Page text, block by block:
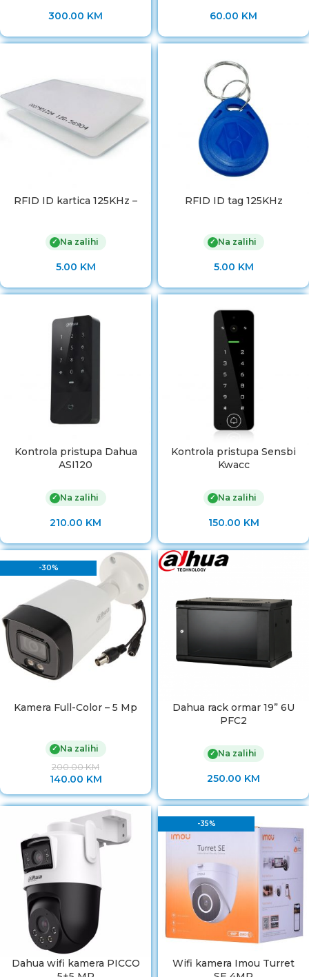
300.00 KM 60.00 KM
RFID ID kartica 125KHz –
✓ Na zalihi
5.00 KM
RFID ID tag 125KHz
✓ Na zalihi
5.00 KM
Kontrola pristupa Dahua
ASI120
✓ Na zalihi
210.00 KM
Kontrola pristupa Sensbi
Kwacc
✓ Na zalihi
150.00 KM
-30%
Kamera Full-Color – 5 Mp
✓ Na zalihi
200.00KM
140.00 KM
Dahua rack ormar 19” 6U
PFC2
✓ Na zalihi
250.00 KM
Dahua wifi kamera PICCO
-35%
Wifi kamera Imou Turret